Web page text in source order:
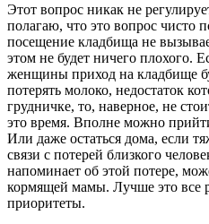
Этот вопрос никак не
полагаю, что это вопрос чисто
посещение кладбища не
этом не будет ничего плохого.
женщины приход на кладбище
потерять молоко, недостаток
грудничке, то, наверное, не
это время. Вполне можно
Или даже остаться дома, если
связи с потерей близкого
напоминает об этой потере,
кормящей мамы. Лучше это все
приоритеты.